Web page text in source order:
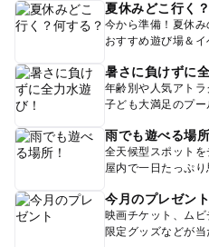
夏休みどこ行く
今から準備！夏休
おすすめ遊び場＆イ
暑さに負けずに
年齢別や人気アト
子ども大満足のプ
雨でも遊べる場所
全天候型スポットを
屋内で一日たっぷ
今月のプレゼント
映画チケット、ムビ
限定グッズなどが当